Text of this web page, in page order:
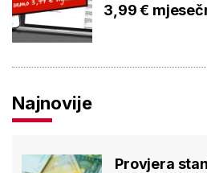
3,99 €
Najnovije
Provjera